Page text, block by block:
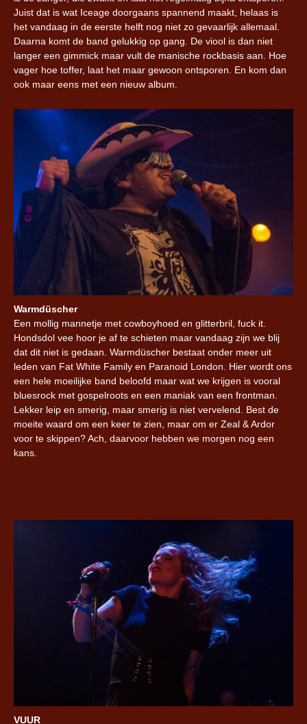
Juist dat is wat Iceage doorgaans spannend maakt, helaas is
het vandaag in de eerste helft nog niet zo gevaarlijk allemaal.
Daarna komt de band gelukkig op gang. De viool is dan niet
langer een gimmick maar vult de manische rockbasis aan. Hoe
vager hoe toffer, laat het maar gewoon ontsporen. En kom dan
ook maar eens met een nieuw album.
Warmdüscher
Een mollig mannetje met cowboyhoed en glitterbril, fuck it.
Hondsdol vee hoor je af te schieten maar vandaag zijn we blij
dat dit niet is gedaan. Warmdüscher bestaat onder meer uit
leden van Fat White Family en Paranoid London. Hier wordt ons
een hele moeilijke band beloofd maar wat we krijgen is vooral
bluesrock met gospelroots en een maniak van een frontman.
Lekker leip en smerig, maar smerig is niet vervelend. Best de
moeite waard om een keer te zien, maar om er Zeal & Ardor
voor te skippen? Ach, daarvoor hebben we morgen nog een
kans.
VUUR